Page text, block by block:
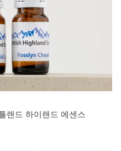
랜드 하이랜드 에센스